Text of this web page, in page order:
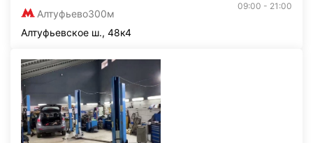
Алтуфьево300м
09:00 - 21:00
Алтуфьевское ш., 48к4